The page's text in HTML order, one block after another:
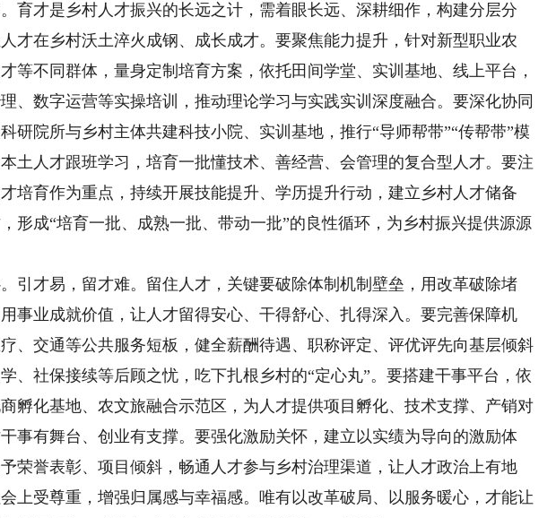
才是乡村人才振兴的长远之计，需着眼长远、深耕细作，构建分层分
才在乡村沃土淬火成钢、成长成才。要聚焦能力提升，针对新型职业农
等不同群体，量身定制培育方案，依托田间学堂、实训基地、线上平台，
、数字运营等实操培训，推动理论学习与实践实训深度融合。要深化协同
研院所与乡村主体共建科技小院、实训基地，推行“导师帮带”“传帮带”模
土人才跟班学习，培育一批懂技术、善经营、会管理的复合型人才。要注
培育作为重点，持续开展技能提升、学历提升行动，建立乡村人才储备
形成“培育一批、成熟一批、带动一批”的良性循环，为乡村振兴提供源源
才易，留才难。留住人才，关键要破除体制机制壁垒，用改革破除堵
事业成就价值，让人才留得安心、干得舒心、扎得深入。要完善保障机
、交通等公共服务短板，健全薪酬待遇、职称评定、评优评先向基层倾斜
、社保接续等后顾之忧，吃下扎根乡村的“定心丸”。要搭建干事平台，依
孵化基地、农文旅融合示范区，为人才提供项目孵化、技术支撑、产销对
事有舞台、创业有支撑。要强化激励关怀，建立以实绩为导向的激励体
荣誉表彰、项目倾斜，畅通人才参与乡村治理渠道，让人才政治上有地
上受尊重，增强归属感与幸福感。唯有以改革破局、以服务暖心，才能让